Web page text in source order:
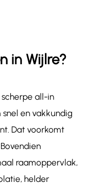
in Wijlre?
all-in
en vakkundig
Dat voorkomt
raamoppervlak,
helder